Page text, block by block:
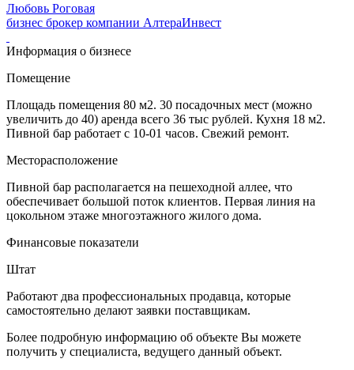
Любовь Роговая
бизнес брокер компании АлтераИнвест
Информация о бизнесе
Помещение
Площадь помещения 80 м2. 30 посадочных мест (можно
увеличить до 40) аренда всего 36 тыс рублей. Кухня 18 м2.
Пивной бар работает с 10-01 часов. Свежий ремонт.
Месторасположение
Пивной бар располагается на пешеходной аллее, что
обеспечивает большой поток клиентов. Первая линия на
цокольном этаже многоэтажного жилого дома.
Финансовые показатели
Штат
Работают два профессиональных продавца, которые
самостоятельно делают заявки поставщикам.
Более подробную информацию об объекте Вы можете
получить у специалиста, ведущего данный объект.